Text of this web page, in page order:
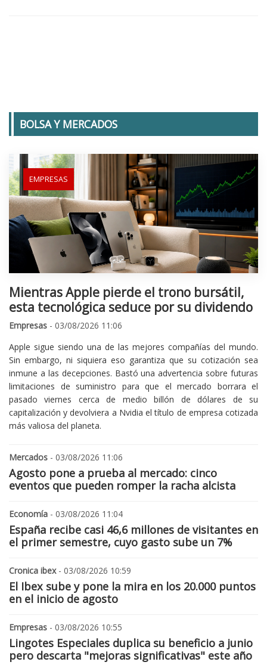
BOLSA Y MERCADOS
EMPRESAS
Mientras Apple pierde el trono bursátil,
esta tecnológica seduce por su dividendo
Empresas - 03/08/2026 11:06
Apple sigue siendo una de las mejores compañías del mundo.
Sin embargo, ni siquiera eso garantiza que su cotización sea
inmune a las decepciones. Bastó una advertencia sobre futuras
limitaciones de suministro para que el mercado borrara el
pasado viernes cerca de medio billón de dólares de su
capitalización y devolviera a Nvidia el título de empresa cotizada
más valiosa del planeta.
Mercados - 03/08/2026 11:06
Agosto pone a prueba al mercado: cinco
eventos que pueden romper la racha alcista
Economía - 03/08/2026 11:04
España recibe casi 46,6 millones de visitantes en
el primer semestre, cuyo gasto sube un 7%
Cronica ibex- 03/08/2026 10:59
El Ibex sube y pone la mira en los 20.000 puntos
en el inicio de agosto
Empresas - 03/08/2026 10:55
Lingotes Especiales duplica su beneficio a junio
pero descarta "mejoras significativas" este año